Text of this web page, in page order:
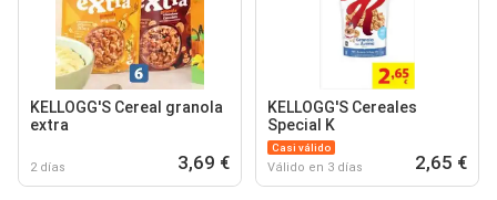
KELLOGG'S Cereal granola
extra
2 días 3,69 €
KELLOGG'S Cereales
Special K
Casi válido
Válido en 3 días 2,65 €